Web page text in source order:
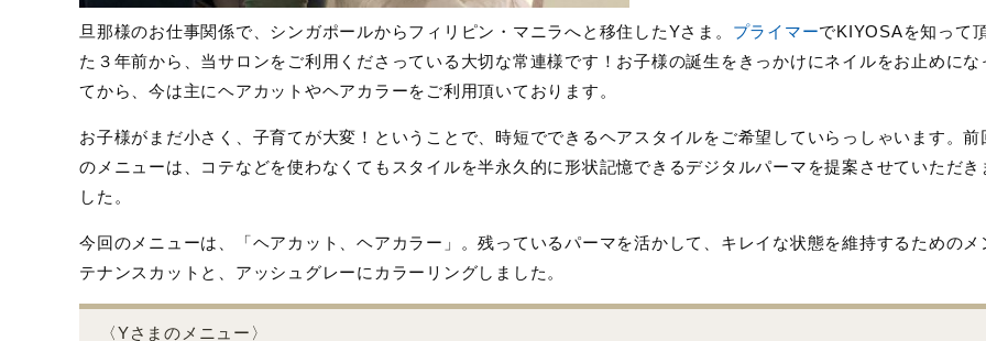
旦那様のお仕事関係で、シンガポールからフィリピン・マニラへと移住したYさま。 プライマーでKIYOSAを知って
た３年前から、当サロンをご利用くださっている大切な常連様です！お子様の誕生をきっかけにネイルをお止めにな
てから、今は主にヘアカットやヘアカラーをご利用頂いております。
お子様がまだ小さく、子育てが大変！ということで、時短でできるヘアスタイルをご希望していらっしゃいます。前
のメニューは、コテなどを使わなくてもスタイルを半永久的に形状記憶できるデジタルパーマを提案させていただき
した。
今回のメニューは、「ヘアカット、ヘアカラー」。残っているパーマを活かして、キレイな状態を維持するためのメ
テナンスカットと、アッシュグレーにカラーリングしました。
〈Yさまのメニュー〉